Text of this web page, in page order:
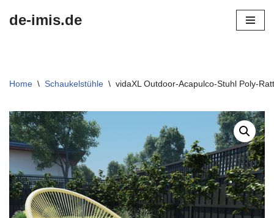
de-imis.de
Home \ Schaukelstühle \ vidaXL Outdoor-Acapulco-Stuhl Poly-